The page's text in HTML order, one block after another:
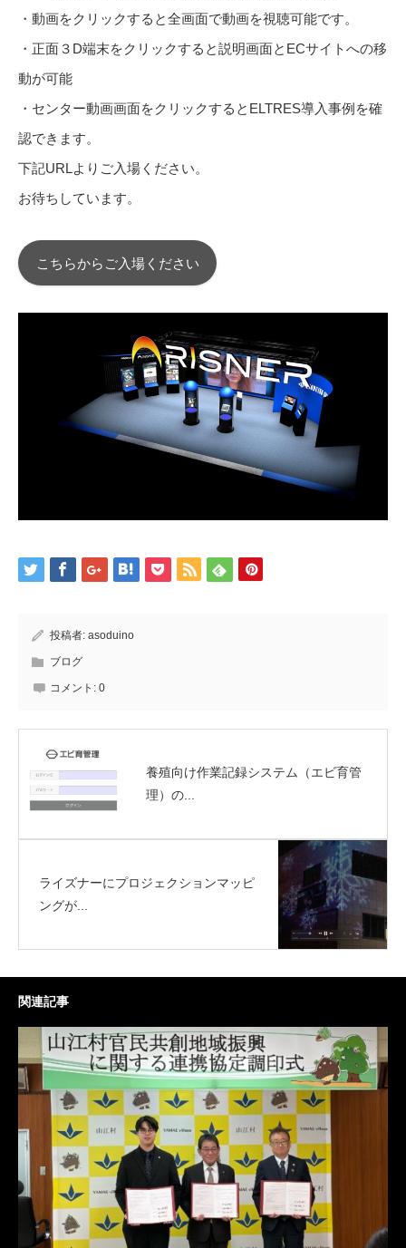
・動画をクリックすると全画面で動画を視聴可能です。
・正面３D端末をクリックすると説明画面とECサイトへの移
動が可能
・センター動画画面をクリックするとELTRES導入事例を確
認できます。
下記URLよりご入場ください。
お待ちしています。
こちらからご入場ください
投稿者: asoduino
ブログ
コメント: 0
養殖向け作業記録システム（エビ育管
理）の...
ライズナーにプロジェクションマッピ
ングが...
関連記事